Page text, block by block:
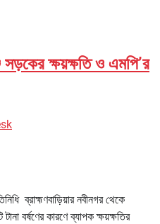
সড়কের ক্ষয়ক্ষতি ও এমপি’র
ব্রাহ্মণবাড়িয়ার নবীনগর থেকে
বর্ষণের কারণে ব্যাপক ক্ষয়ক্ষতির